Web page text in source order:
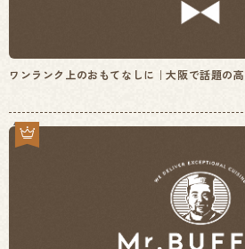
ワンランク上のおもてなしに｜大阪で話題の